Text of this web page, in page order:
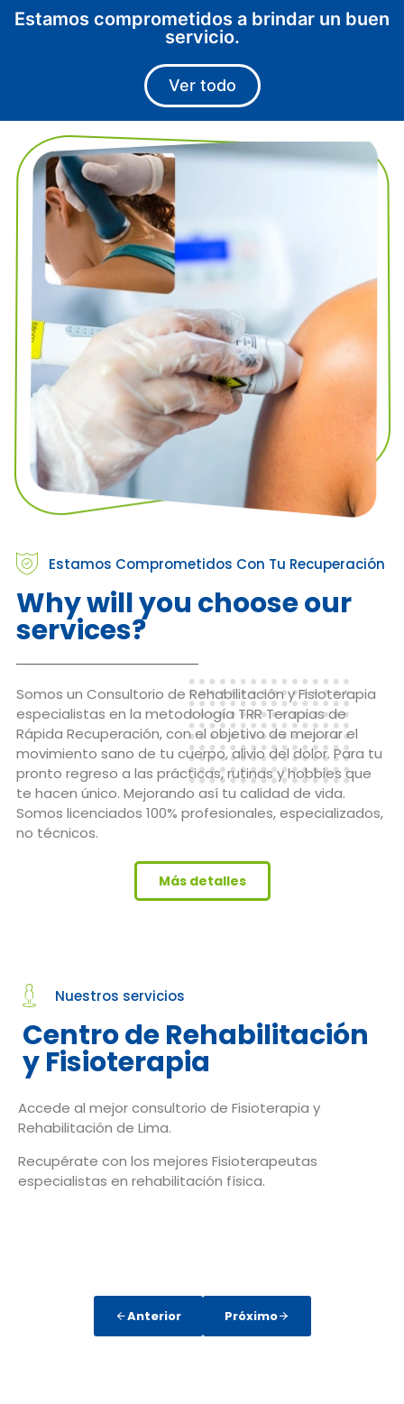
Estamos comprometidos a brindar un buen
servicio.
Ver todo
Estamos Comprometidos Con Tu Recuperación
Why will you choose our
services?
Somos un Consultorio de Rehabilitación y Fisioterapia
especialistas en la metodología TRR Terapias de
Rápida Recuperación, con el objetivo de mejorar el
movimiento sano de tu cuerpo, alivio del dolor. Para tu
pronto regreso a las prácticas, rutinas y hobbies que
te hacen único. Mejorando así tu calidad de vida.
Somos licenciados 100% profesionales, especializados,
no técnicos.
Más detalles
Nuestros servicios
Centro de Rehabilitación
y Fisioterapia
Accede al mejor consultorio de Fisioterapia y
Rehabilitación de Lima.
Recupérate con los mejores Fisioterapeutas
especialistas en rehabilitación física.
Anterior Próximo